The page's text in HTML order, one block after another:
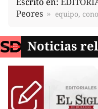
Peores
equipo,
Noticias